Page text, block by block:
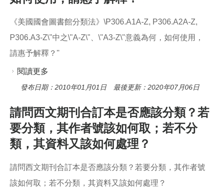
《美國國會圖書館分類法》\P306.A1A-Z, P306.A2A-Z,
P306.A3-Z\"中之\"A-Z\"、\"A3-Z\"意義為何，如何使用，
請惠予解釋？"
閱讀更多
P306.A2A-Z, P306.A3-Z\"中之\"A-Z\"、\"A3-Z\"意
發布日期：2010年01月01日 最後更新：2020年07月06日
請問西文期刊合訂本是否應該分類？若
要分類，其作者號該如何取；若不分
類，其資料又該如何處理？
請問西文期刊合訂本是否應該分類？若要分類，其作者號
該如何取；若不分類，其資料又該如何處理？